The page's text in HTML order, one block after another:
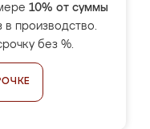
10% от суммы
в производство.
без %.